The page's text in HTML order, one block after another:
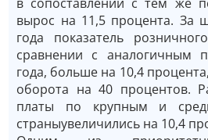
вырос на 11,5 процента. За
года показатель
сравнении с аналогичным
года, больше на 10,4
оборота на 40 процентов.
платы по крупным и
страныувеличились на 10,4